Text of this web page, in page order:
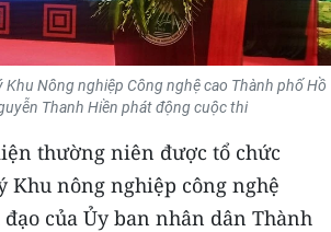
TIN
SÂU
NAM
- MỖI XÃ
Khu Nông nghiệp Công nghệ cao Thành phố Hồ
Thanh Hiền phát động cuộc thi
thường niên được tổ chức
Khu nông nghiệp công nghệ
của Ủy ban nhân dân Thành